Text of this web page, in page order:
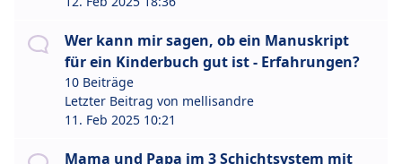
Wer kann mir sagen, ob ein Manuskript
für ein Kinderbuch gut ist - Erfahrungen?
10 Beiträge
Letzter Beitrag von mellisandre
11. Feb 2025 10:21
Mama und Papa im 3 Schichtsystem mit